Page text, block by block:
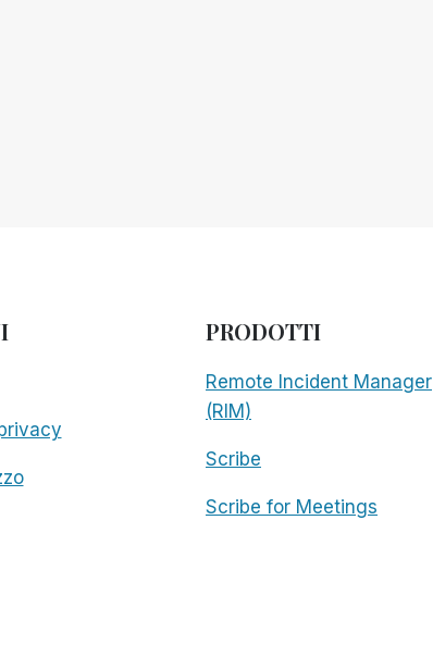
PRODOTTI
Remote Incident Manager
(RIM)
Scribe
Scribe for Meetings